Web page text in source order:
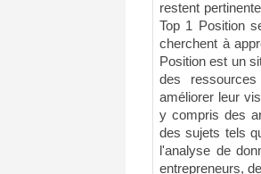
restent
Top 1 Position
cherchent à
Position est un
des
améliorer leur
y compris des
des sujets tels
l'analyse de
entrepreneurs,